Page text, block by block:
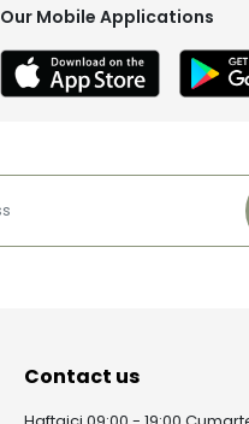
Our Mobile Applications
Contact us